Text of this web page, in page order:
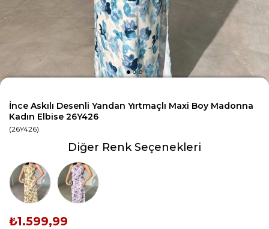
İnce Askılı Desenli Yandan Yırtmaçlı Maxi Boy Madonna
Kadın Elbise 26Y426
(26Y426)
Diğer Renk Seçenekleri
₺1.599,99